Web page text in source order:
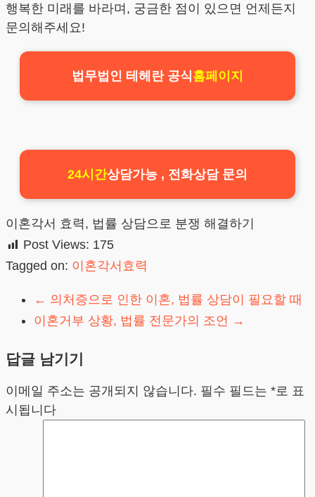
행복한 미래를 바라며, 궁금한 점이 있으면 언제든지
문의해주세요!
법무법인 테헤란 공식홈페이지
24시간상담가능 , 전화상담 문의
이혼각서 효력, 법률 상담으로 분쟁 해결하기
Post Views: 175
Tagged on: 이혼각서효력
← 의처증으로 인한 이혼, 법률 상담이 필요할 때
이혼거부 상황, 법률 전문가의 조언 →
답글 남기기
이메일 주소는 공개되지 않습니다. 필수 필드는 *로 표
시됩니다